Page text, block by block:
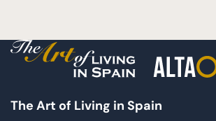
The Art of Living in Spain